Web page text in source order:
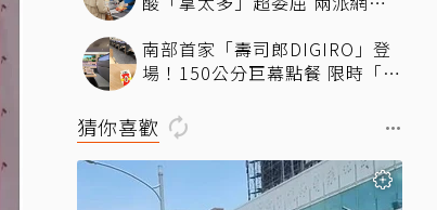
南部首家「壽司郎DIGIRO」登
場！150公分巨幕點餐 限時「生
猜你喜歡